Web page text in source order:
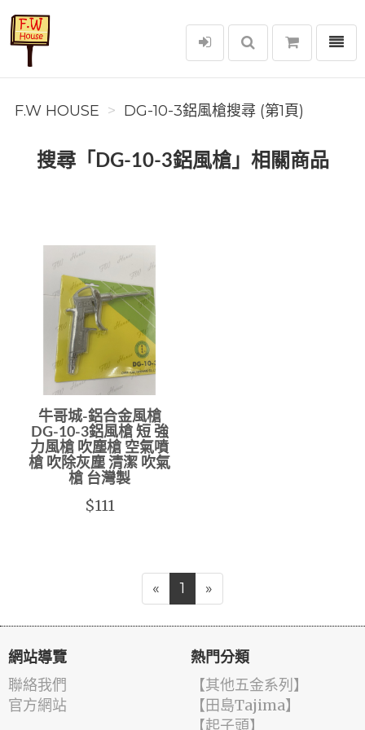
F.W House
選單
F.W HOUSE DG-10-3鋁風槍搜尋 (第1頁)
搜尋「DG-10-3鋁風槍」相關商品
牛哥城-鋁合金風槍
DG-10-3鋁風槍 短 強
力風槍 吹塵槍 空氣噴
槍 吹除灰塵 清潔 吹氣
槍 台灣製
$111
« 1 »
網站導覽
聯絡我們
官方網站
熱門分類
【其他五金系列】
【田島Tajima】
【起子頭】